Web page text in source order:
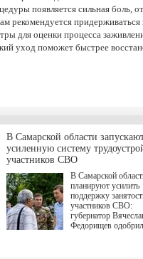
появляется сильная боль,
рекомендуется
для оценки процесса
уход поможет быстрее
В Самарской области
усиленную систему
участников СВО
В Самарской
планируют усилить
поддержку
участников СВО:
губернатор
Федорищев